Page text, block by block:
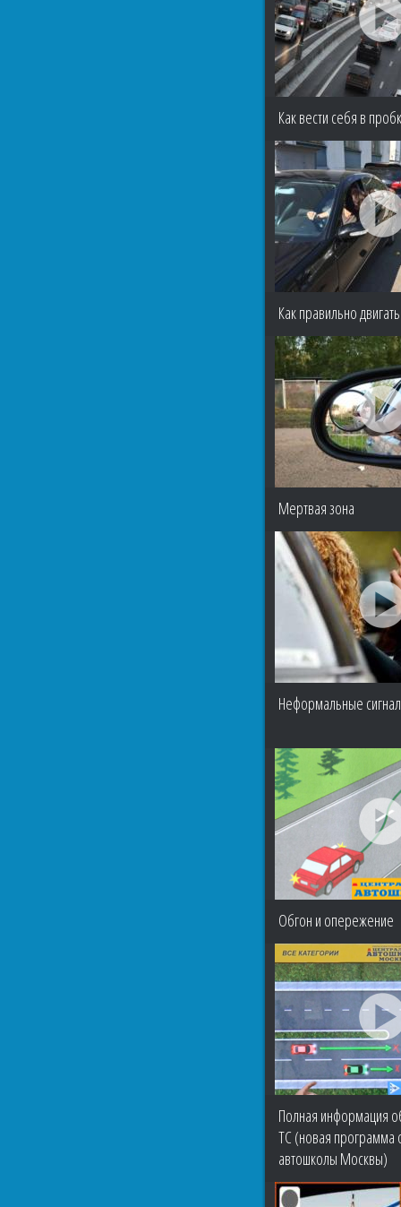
Как вести себя в
Как правильно
Мертвая зона
Неформальные
Обгон и опережение
Полная информация
ТС (новая программа
автошколы Москвы)